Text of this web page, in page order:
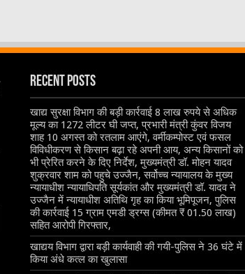
Recent Posts
खाद्य सुरक्षा विभाग की बड़ी कार्रवाई 8 लाख रुपये से अधिक
मूल्य का 1272 लीटर घी जप्त, प्रभारी मंत्री कुंवर विजय
शाह 10 अगस्त को रतलाम आएंगे, वर्मीकम्पोस्ट एवं फसल
विविधीकरण से किसान बढ़ा रहे अपनी आय, अन्य किसानों को
भी प्रेरित करने के दिए निर्देश, मुख्यमंत्री डॉ. मोहन यादव
शुक्रवार शाम को पहुचे उज्जैन, सर्वोच्च न्यायालय के मुख्‍य
न्‍यायाधीश न्यायाधिपति सूर्यकांत और मुख्यमंत्री डॉ. यादव ने
उज्जैन में न्यायाधीश अतिथि गृह का किया भूमिपूजन, पुलिस
की कार्रवाई 15 ग्राम एमडी ड्रग्स (कीमत ₹ 01.50 लाख)
सहित आरोपी गिरफ्तार,
खाद्यय विभाग द्वारा बड़ी कार्यवाही की गयी-पुलिस ने 36 घंटे में
किया अंधे कत्ल का खुलासा